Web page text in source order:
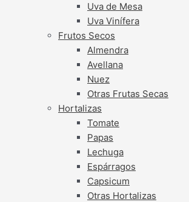
Uva de Mesa
Uva Vinífera
Frutos Secos
Almendra
Avellana
Nuez
Otras Frutas Secas
Hortalizas
Tomate
Papas
Lechuga
Espárragos
Capsicum
Otras Hortalizas